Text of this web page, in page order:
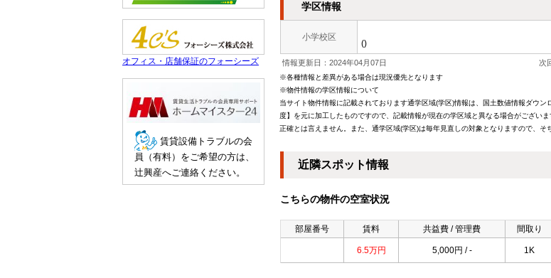
学区情報
小学校区
()
情報更新日：2024年04月07日 次
※各種情報と差異がある場合は現況優先となります
※物件情報の学区情報について
当サイト物件情報に記載されております通学区域(学区)情報は、国土数値情報ダウ
度】を元に加工したものですので、記載情報が現在の学区域と異なる場合がござい
正確とは言えません。また、通学区域(学区)は毎年見直しの対象となりますので、そ
近隣スポット情報
こちらの物件の空室状況
部屋番号 賃料 共益費 / 管理費 間取り
6.5万円 5,000円 / - 1K
オフィス・店舗保証のフォーシーズ
賃貸設備トラブルの会
員（有料）をご希望の方は、
辻興産へご連絡ください。